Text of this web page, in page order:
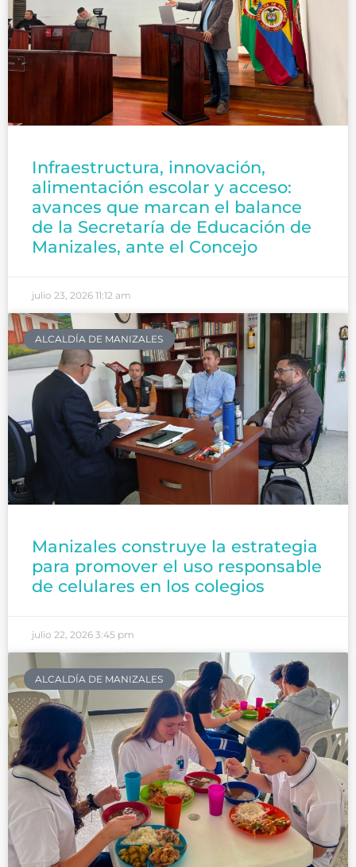
Infraestructura, innovación,
alimentación escolar y acceso:
avances que marcan el balance
de la Secretaría de Educación de
Manizales, ante el Concejo
julio 23, 2026 11:12 am
ALCALDÍA DE MANIZALES
Manizales construye la estrategia
para promover el uso responsable
de celulares en los colegios
julio 22, 2026 3:45 pm
ALCALDÍA DE MANIZALES